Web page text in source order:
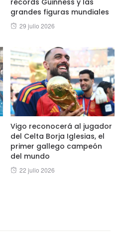
récords Guinness y las
grandes figuras mundiales
Posted
29 julio 2026
Vigo reconocerá al jugador
del Celta Borja Iglesias, el
primer gallego campeón
del mundo
Posted
22 julio 2026